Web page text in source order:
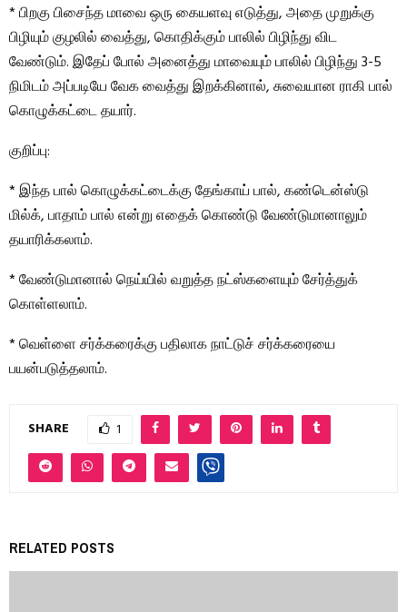
* பிறகு பிசைந்த மாவை ஒரு கையளவு எடுத்து, அதை முறுக்கு
பிழியும் குழலில் வைத்து, கொதிக்கும் பாலில் பிழிந்து விட
வேண்டும். இதேப் போல் அனைத்து மாவையும் பாலில் பிழிந்து 3-5
நிமிடம் அப்படியே வேக வைத்து இறக்கினால், சுவையான ராகி பால்
கொழுக்கட்டை தயார்.
குறிப்பு:
* இந்த பால் கொழுக்கட்டைக்கு தேங்காய் பால், கண்டென்ஸ்டு
மில்க், பாதாம் பால் என்று எதைக் கொண்டு வேண்டுமானாலும்
தயாரிக்கலாம்.
* வேண்டுமானால் நெய்யில் வறுத்த நட்ஸ்களையும் சேர்த்துக்
கொள்ளலாம்.
* வெள்ளை சர்க்கரைக்கு பதிலாக நாட்டுச் சர்க்கரையை
பயன்படுத்தலாம்.
SHARE 1
RELATED POSTS